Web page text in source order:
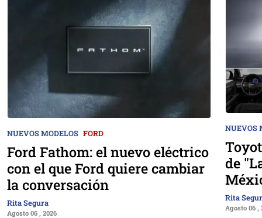
NUEVOS MODELOS FORD
Ford Fathom: el nuevo eléctrico
con el que Ford quiere cambiar
la conversación
Rita Segura
Agosto 06 , 2026
NUEVOS
de
Rita
Agosto 06 ,